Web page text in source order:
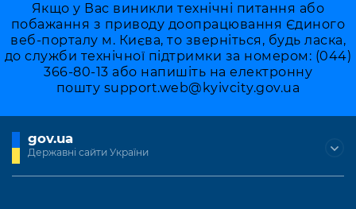
Якщо у Вас виникли технічні питання або
побажання з приводу доопрацювання Єдиного
веб-порталу м. Києва, то зверніться, будь ласка,
до служби технічної підтримки за номером: (044)
366-80-13 або напишіть на електронну
пошту support.web@kyivcity.gov.ua
gov.ua
Державні сайти України